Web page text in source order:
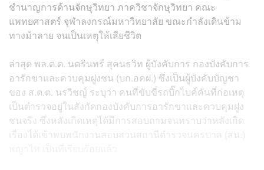
ชำนาญการด้านจักษุวิทยา ภาควิชาจักษุวิทยา คณะ
แพทยศาสตร์ จุฬาลงกรณ์มหาวิทยาลัย ขณะกำลังเดินข้าม
ทางม้าลาย จนเป็นเหตุให้เสียชีวิต
ล่าสุด พล.ต.ต. นครินทร์ สุคนธวิท ผู้บังคับการ กองบังคับการ
อารักขาและควบคุมฝูงชน (บก.อคฝ.) ซึ่งเป็นผู้บังคับบัญชา
ของ ส.ต.ต. นรวิชญ์ ระบุว่า คนที่ขับขี่รถบิ๊กไบค์คันที่ก่อเหตุ
เป็นตำรวจอยู่ในสังกัดกองบังคับการอารักขาและควบคุมฝูง
ชนจริง ซึ่งหลังเกิดเหตุได้มีการสอบถามจนทราบว่าหลังเกิด
เรื่องได้เข้าพบพนักงานสอบสวนสถานีตำรวจนครบาล (สน.)